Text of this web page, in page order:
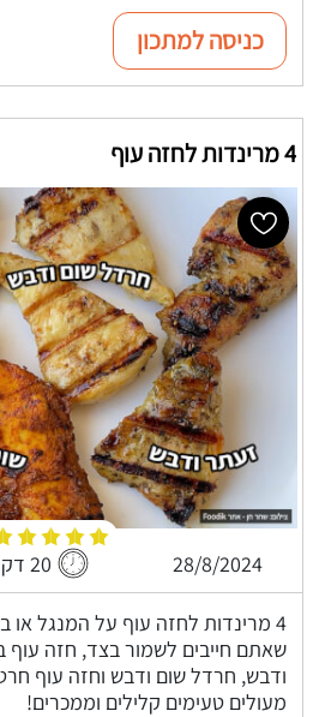
כניסה למתכון
4 מרינדות לחזה עוף
28/8/2024 20 דקות
4 מרינדות לחזה עוף על המנגל
שאתם חייבים לשמור בצד, חזה עוף
ודבש, חרדל שום ודבש וחזה עוף
מעולים טעימים קלילים וממכרים!